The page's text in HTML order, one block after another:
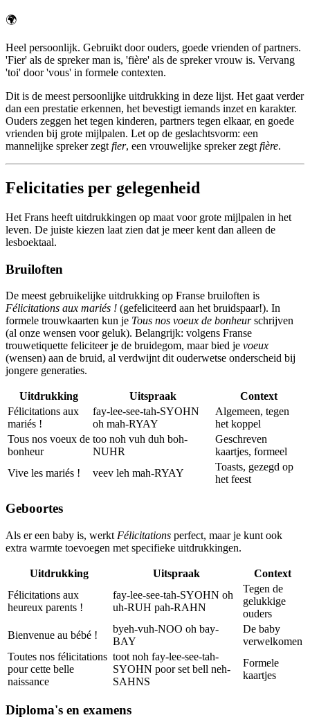
🌍
Heel persoonlijk. Gebruikt door ouders, goede vrienden of partners.
'Fier' als de spreker man is, 'fière' als de spreker vrouw is. Vervang
'toi' door 'vous' in formele contexten.
Dit is de meest persoonlijke uitdrukking in deze lijst. Het gaat verder
dan een prestatie erkennen, het bevestigt iemands inzet en karakter.
Ouders zeggen het tegen kinderen, partners tegen elkaar, en goede
vrienden bij grote mijlpalen. Let op de geslachtsvorm: een
mannelijke spreker zegt fier, een vrouwelijke spreker zegt fière.
Felicitaties per gelegenheid
Het Frans heeft uitdrukkingen op maat voor grote mijlpalen in het
leven. De juiste kiezen laat zien dat je meer kent dan alleen de
lesboektaal.
Bruiloften
De meest gebruikelijke uitdrukking op Franse bruiloften is
Félicitations aux mariés ! (gefeliciteerd aan het bruidspaar!). In
formele trouwkaarten kun je Tous nos voeux de bonheurschrijven
(al onze wensen voor geluk). Belangrijk: volgens Franse
trouwetiquette feliciteer je de bruidegom, maar bied je voeux
(wensen) aan de bruid, al verdwijnt dit ouderwetse onderscheid bij
jongere generaties.
Uitdrukking Uitspraak
Context
Félicitations aux
mariés !
fay-lee-see-tah-SYOHN
oh mah-RYAY
Algemeen, tegen
het koppel
Tous nos voeux de
bonheur
too noh vuh duh boh-
NUHR
Geschreven
kaartjes, formeel
Vive les mariés !
veev leh mah-RYAY
Toasts, gezegd op
het feest
Geboortes
Als er een baby is, werkt Félicitations perfect, maar je kunt ook
extra warmte toevoegen met specifieke uitdrukkingen.
Uitdrukking Uitspraak
Context
Félicitations aux
heureux parents !
fay-lee-see-tah-SYOHN oh
uh-RUH pah-RAHN
Tegen de
gelukkige
ouders
Bienvenue au bébé !
byeh-vuh-NOO oh bay-
BAY
De baby
verwelkomen
Toutes nos félicitations
pour cette belle
naissance
toot noh fay-lee-see-tah-
SYOHN poor set bell neh-
SAHNS
Formele
kaartjes
Diploma's en examens